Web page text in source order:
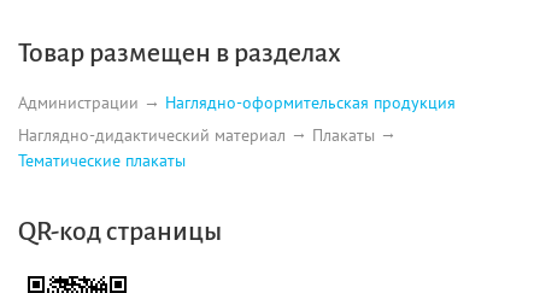
Товар размещен в разделах
Администрации
Наглядно-оформительская продукция
Наглядно-дидактический материал
Плакаты
Тематические плакаты
QR-код страницы